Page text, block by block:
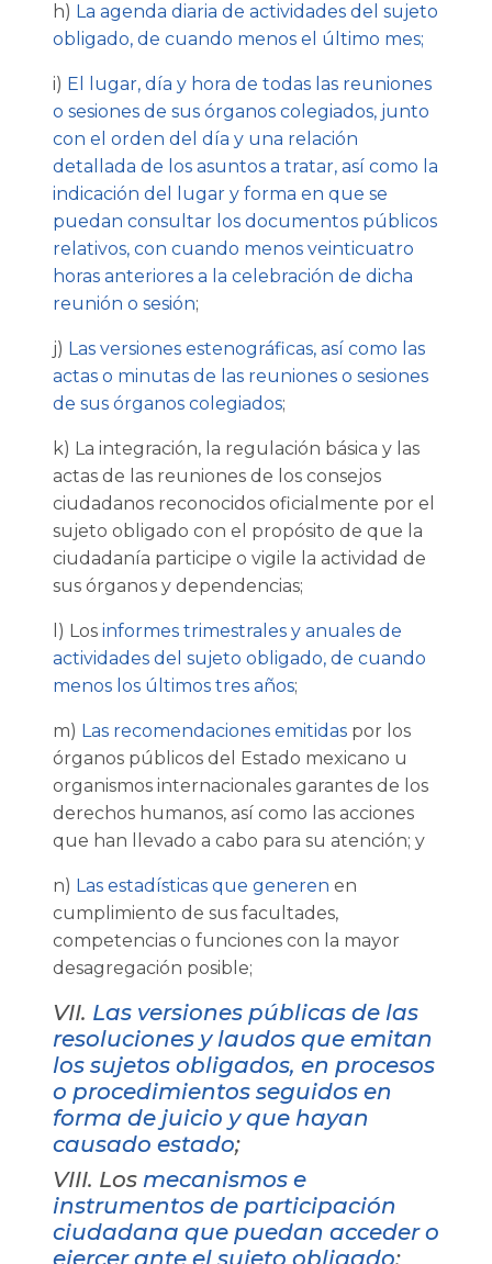
h) La agenda diaria de actividades del sujeto
obligado, de cuando menos el último mes;
i) El lugar, día y hora de todas las reuniones
o sesiones de sus órganos colegiados, junto
con el orden del día y una relación
detallada de los asuntos a tratar, así como la
indicación del lugar y forma en que se
puedan consultar los documentos públicos
relativos, con cuando menos veinticuatro
horas anteriores a la celebración de dicha
reunión o sesión;
j) Las versiones estenográficas, así como las
actas o minutas de las reuniones o sesiones
de sus órganos colegiados;
k) La integración, la regulación básica y las
actas de las reuniones de los consejos
ciudadanos reconocidos oficialmente por el
sujeto obligado con el propósito de que la
ciudadanía participe o vigile la actividad de
sus órganos y dependencias;
l) Los informes trimestrales y anuales de
actividades del sujeto obligado, de cuando
menos los últimos tres años;
m) Las recomendaciones emitidas por los
órganos públicos del Estado mexicano u
organismos internacionales garantes de los
derechos humanos, así como las acciones
que han llevado a cabo para su atención; y
n) Las estadísticas que generen en
cumplimiento de sus facultades,
competencias o funciones con la mayor
desagregación posible;
VII. Las versiones públicas de las
resoluciones y laudos que emitan
los sujetos obligados, en procesos
o procedimientos seguidos en
forma de juicio y que hayan
causado estado;
VIII. Los mecanismos e
instrumentos de participación
ciudadana que puedan acceder o
ejercer ante el sujeto obligado;